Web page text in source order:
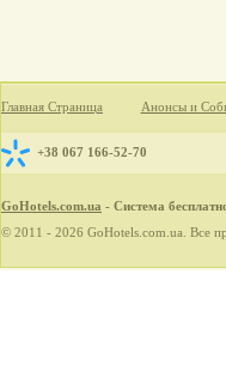
Главная Страница Анонсы и
+38 067 166-52-70
GoHotels.com.ua - Система
© 2011 - 2026 GoHotels.com.ua. Все